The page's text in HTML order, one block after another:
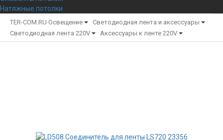
Натяжные потолки
TER-COM.RU Освещение
Светодиодная лента и аксессуары
Светодиодная лента 220V
Аксессуары к ленте 220V